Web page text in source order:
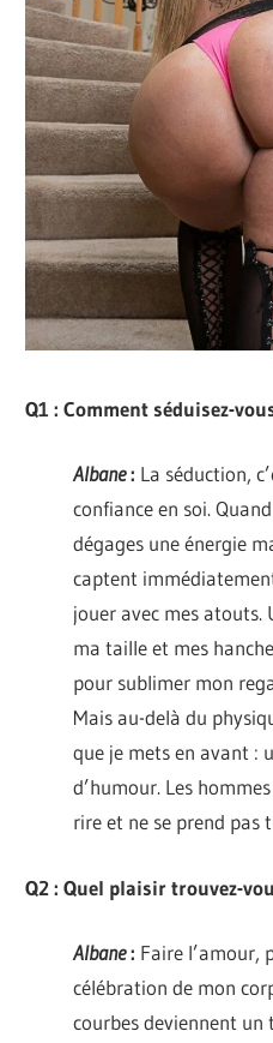
Q1 : Comment séduisez-
Albane: La séduction,
confiance en soi.
dégages une énergie
captent
jouer avec mes atouts.
ma taille et mes
pour sublimer mon
Mais au-delà du
que je mets en avant :
d’humour. Les
rire et ne se prend pas
Q2 : Quel plaisir trouvez-
Albane: Faire l’amour,
célébration de mon
courbes deviennent un